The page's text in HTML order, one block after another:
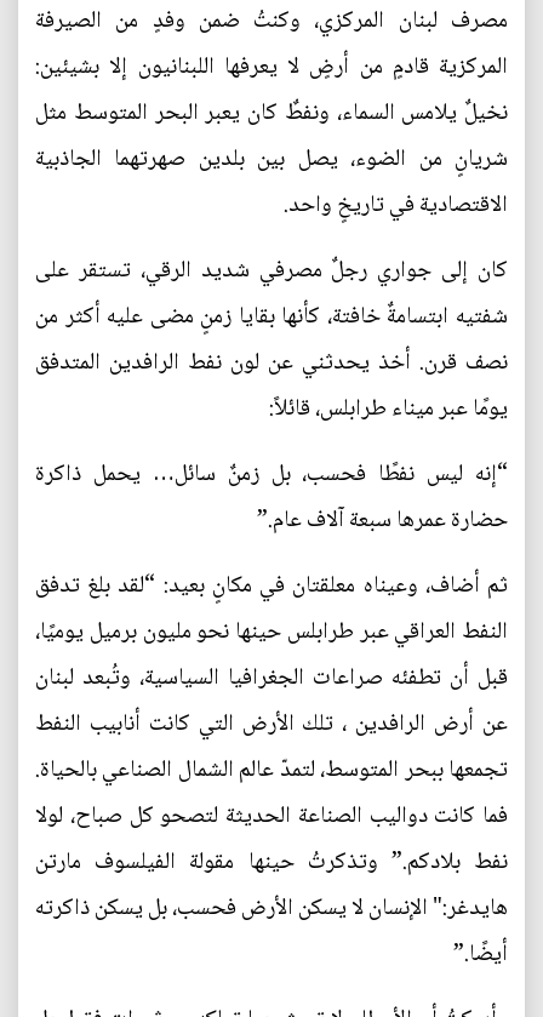
مصرف لبنان المركزي، وكنتُ ضمن وفدٍ من الصيرفة
المركزية قادمٍ من أرضٍ لا يعرفها اللبنانيون إلا بشيئين:
نخيلٌ يلامس السماء، ونفطٌ كان يعبر البحر المتوسط مثل
شريانٍ من الضوء، يصل بين بلدين صهرتهما الجاذبية
الاقتصادية في تاريخٍ واحد.
كان إلى جواري رجلٌ مصرفي شديد الرقي، تستقر على
شفتيه ابتسامةٌ خافتة، كأنها بقايا زمنٍ مضى عليه أكثر من
نصف قرن. أخذ يحدثني عن لون نفط الرافدين المتدفق
يومًا عبر ميناء طرابلس، قائلاً:
“إنه ليس نفطًا فحسب، بل زمنٌ سائل… يحمل ذاكرة
حضارة عمرها سبعة آلاف عام.”
ثم أضاف، وعيناه معلقتان في مكانٍ بعيد: “لقد بلغ تدفق
النفط العراقي عبر طرابلس حينها نحو مليون برميل يوميًا،
قبل أن تطفئه صراعات الجغرافيا السياسية، وتُبعد لبنان
عن أرض الرافدين ، تلك الأرض التي كانت أنابيب النفط
تجمعها ببحر المتوسط، لتمدّ عالم الشمال الصناعي بالحياة.
فما كانت دواليب الصناعة الحديثة لتصحو كل صباح، لولا
نفط بلادكم.” وتذكرتُ حينها مقولة الفيلسوف مارتن
هايدغر:" الإنسان لا يسكن الأرض فحسب، بل يسكن ذاكرته
أيضًا.”